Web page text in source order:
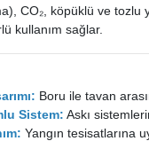
CO₂, köpüklü ve tozlu
kullanım sağlar.
Boru ile tavan
Sistem: Askı
Yangın tesisatlarına